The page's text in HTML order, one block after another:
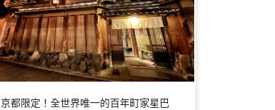
京都限定！全世界唯一的百年町家星巴